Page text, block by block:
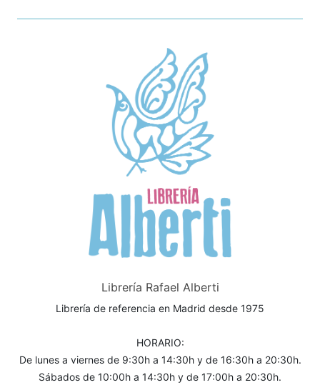
Librería Rafael Alberti
Librería de referencia en Madrid desde 1975
HORARIO:
De lunes a viernes de 9:30h a 14:30h y de 16:30h a 20:30h.
Sábados de 10:00h a 14:30h y de 17:00h a 20:30h.